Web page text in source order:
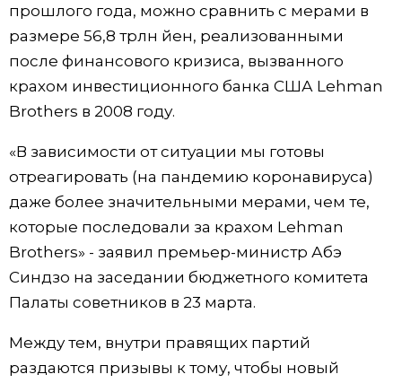
Общество
Культура
Жизнь
Технологии
Токио
От редакции
Еда и напитки
прошлого года, можно сравнить с мерами в
размере 56,8 трлн йен, реализованными
после финансового кризиса, вызванного
крахом инвестиционного банка США Lehman
Brothers в 2008 году.
«В зависимости от ситуации мы готовы
отреагировать (на пандемию коронавируса)
даже более значительными мерами, чем те,
которые последовали за крахом Lehman
Brothers» - заявил премьер-министр Абэ
Синдзо на заседании бюджетного комитета
Палаты советников в 23 марта.
Между тем, внутри правящих партий
раздаются призывы к тому, чтобы новый